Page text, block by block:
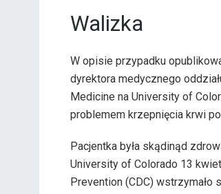
Walizka
W opisie przypadku
dyrektora medycznego
Medicine na University of
problemem krzepnięcia krwi
Pacjentka była skądinąd
University of Colorado 13
Prevention (CDC)